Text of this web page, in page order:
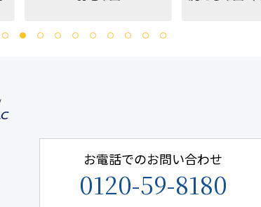
お電話でのお問い合わせ
0120-59-8180